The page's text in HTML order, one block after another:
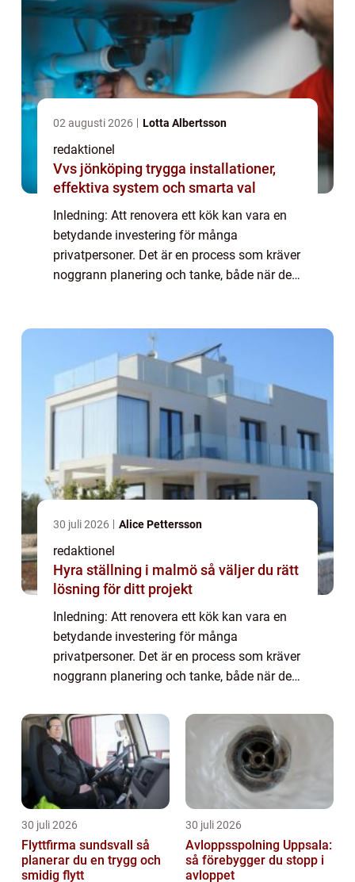
02 augusti 2026 Lotta Albertsson
redaktionel
Vvs jönköping trygga installationer,
effektiva system och smarta val
Inledning: Att renovera ett kök kan vara en
betydande investering för många
privatpersoner. Det är en process som kräver
noggrann planering och tanke, både när det
30 juli 2026 Alice Pettersson
redaktionel
Hyra ställning i malmö så väljer du rätt
lösning för ditt projekt
Inledning: Att renovera ett kök kan vara en
betydande investering för många
privatpersoner. Det är en process som kräver
noggrann planering och tanke, både när det
kommer vi att utforska olika aspekter av
kök...
30 juli 2026
Flyttfirma sundsvall så
planerar du en trygg och
smidig flytt
30 juli 2026
Avloppsspolning Uppsala:
så förebygger du stopp i
avloppet